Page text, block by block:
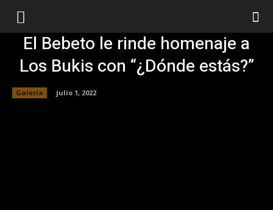
El Bebeto le rinde homenaje a
Los Bukis con “¿Dónde estás?”
Galería julio 1, 2022